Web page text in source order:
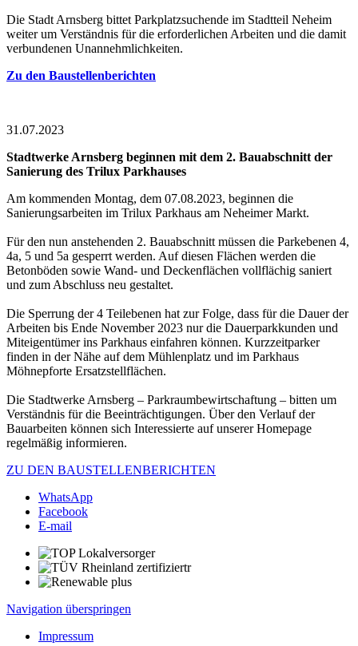
Die Stadt Arnsberg bittet Parkplatzsuchende im Stadtteil Neheim
weiter um Verständnis für die erforderlichen Arbeiten und die damit
verbundenen Unannehmlichkeiten.
Zu den Baustellenberichten
31.07.2023
Stadtwerke Arnsberg beginnen mit dem 2. Bauabschnitt der
Sanierung des Trilux Parkhauses
Am kommenden Montag, dem 07.08.2023, beginnen die
Sanierungsarbeiten im Trilux Parkhaus am Neheimer Markt.
Für den nun anstehenden 2. Bauabschnitt müssen die Parkebenen 4,
4a, 5 und 5a gesperrt werden. Auf diesen Flächen werden die
Betonböden sowie Wand- und Deckenflächen vollflächig saniert
und zum Abschluss neu gestaltet.
Die Sperrung der 4 Teilebenen hat zur Folge, dass für die Dauer der
Arbeiten bis Ende November 2023 nur die Dauerparkkunden und
Miteigentümer ins Parkhaus einfahren können. Kurzzeitparker
finden in der Nähe auf dem Mühlenplatz und im Parkhaus
Möhnepforte Ersatzstellflächen.
Die Stadtwerke Arnsberg – Parkraumbewirtschaftung – bitten um
Verständnis für die Beeinträchtigungen. Über den Verlauf der
Bauarbeiten können sich Interessierte auf unserer Homepage
regelmäßig informieren.
ZU DEN BAUSTELLENBERICHTEN
WhatsApp
Facebook
E-mail
Navigation überspringen
Impressum